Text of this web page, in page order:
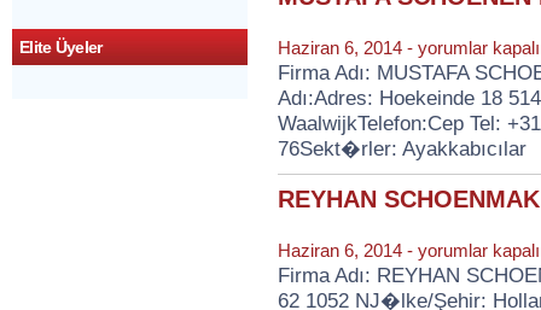
Elite Üyeler Haziran 6, 2014 - MUSTAFA
SCHOENEN
KLEDING
için
yorumlar kapalı
Firma Adı: MUSTAFA
Adı:Adres: Hoekeinde 18
WaalwijkTelefon:Cep Tel:
76Sekt�rler: Ayakkabıcılar
REYHAN
Haziran 6, 2014 - REYHAN
SCHOENMAKERIJ
için
yorumlar kapalı
Firma Adı: REYHAN
62 1052 NJ�lke/Şehir: